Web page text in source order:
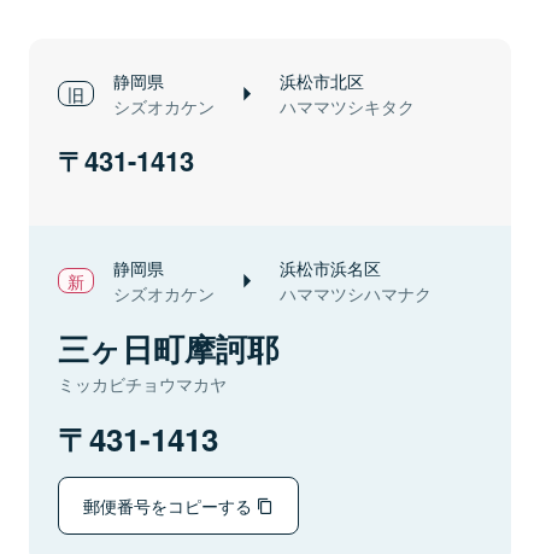
静岡県
シズオカケン
浜松市北区
ハママツシキタク
431-1413
静岡県
シズオカケン
浜松市浜名区
ハママツシハマナク
三ヶ日町摩訶耶
ミッカビチョウマカヤ
431-1413
郵便番号をコピーする